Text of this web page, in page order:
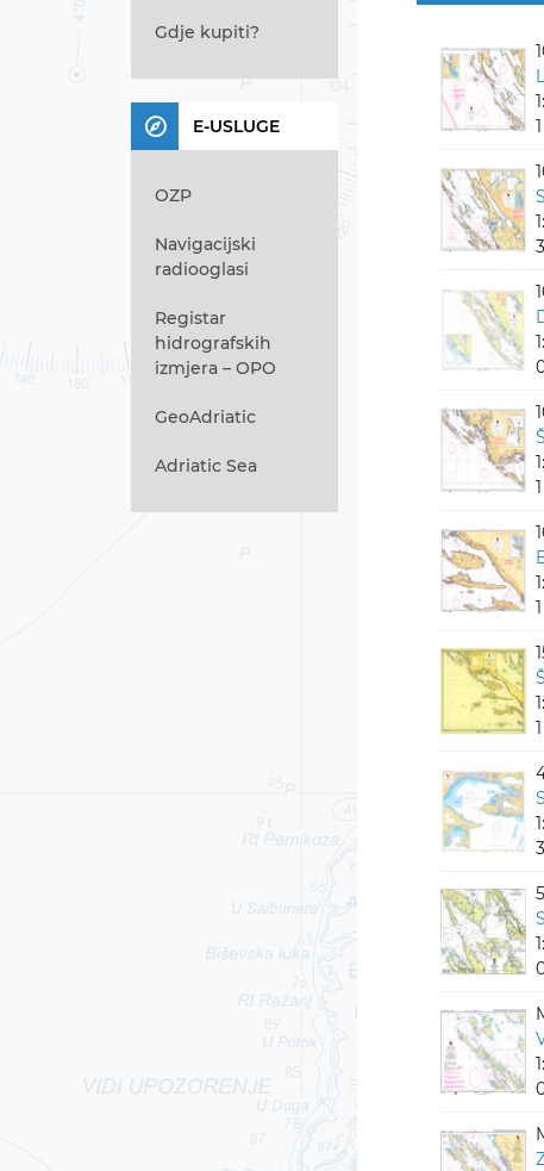
Gdje kupiti?
E-USLUGE
OZP
Navigacijski
radiooglasi
Registar
hidrografskih
izmjera – OPO
GeoAdriatic
Adriatic Sea
1
3
1
1
1
3